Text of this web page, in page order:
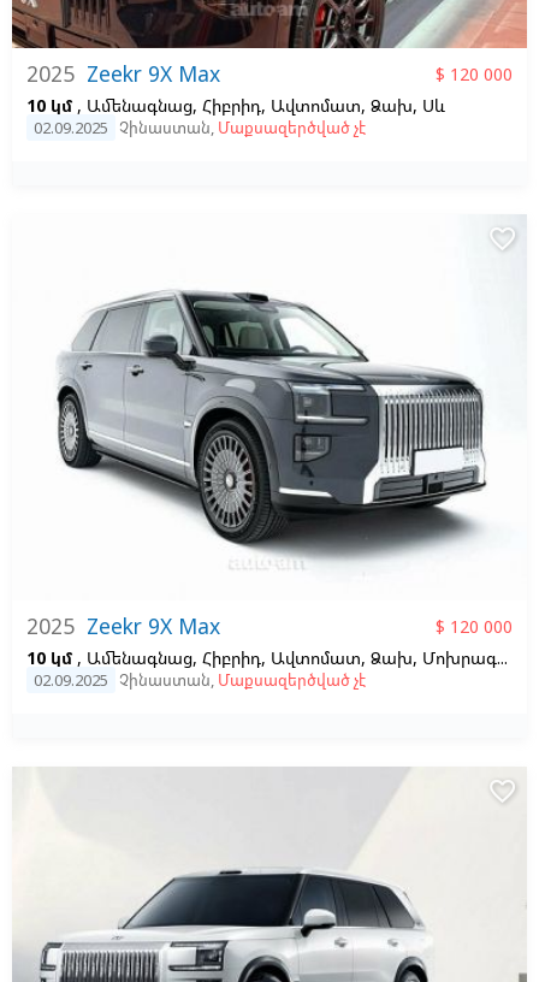
2025 Zeekr 9X Max
$ 120 000
10 կմ , Ամենագնաց, Հիբրիդ, Ավտոմատ, Ձախ, Սև
02.09.2025 Չինաստան, Մաքսազերծված չէ
2025 Zeekr 9X Max
$ 120 000
10 կմ , Ամենագնաց, Հիբրիդ, Ավտոմատ, Ձախ, Մոխրագույն
02.09.2025 Չինաստան, Մաքսազերծված չէ
favorite_border
favorite_border